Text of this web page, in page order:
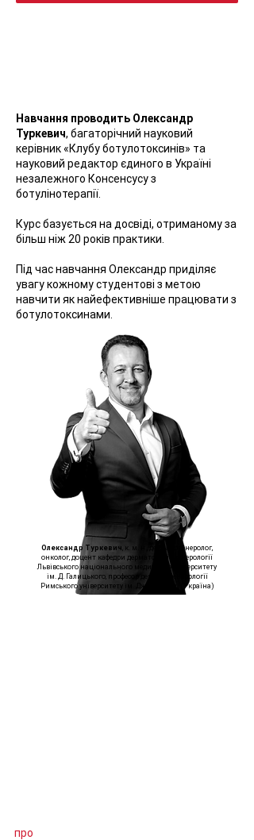
Навчання проводить Олександр
Туркевич, багаторічний науковий
керівник «Клубу ботулотоксинів» та
науковий редактор єдиного в Україні
незалежного Консенсусу з
ботулінотерапії.
Курс базується на досвіді, отриманому за
більш ніж 20 років практики.
Під час навчання Олександр приділяє
увагу кожному студентові з метою
навчити як найефективніше працювати з
ботулотоксинами.
Олександр Туркевич, к. м. н., дерматовенеролог,
онколог, доцент кафедри дерматології, венерології
Львівського національного медичного університету
ім. Д. Галицького, професор дерматовенерології
Римського університету ім. Дж. Марконі (Україна)
про